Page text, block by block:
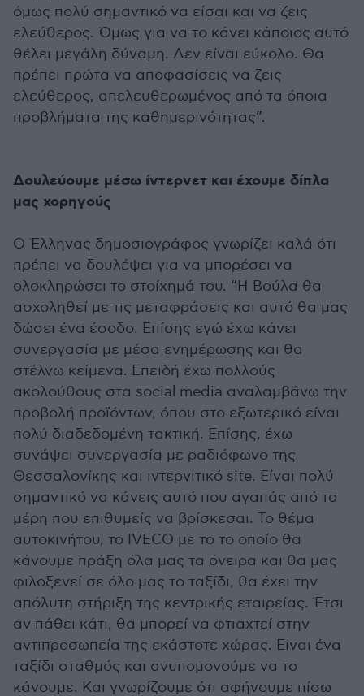
όμως πολύ σημαντικό να είσαι και να ζεις
ελεύθερος. Όμως για να το κάνει κάποιος αυτό
θέλει μεγάλη δύναμη. Δεν είναι εύκολο. Θα
πρέπει πρώτα να αποφασίσεις να ζεις
ελεύθερος, απελευθερωμένος από τα όποια
προβλήματα της καθημερινότητας”.
Δουλεύουμε μέσω ίντερνετ και έχουμε δίπλα
μας χορηγούς
Ο Έλληνας δημοσιογράφος γνωρίζει καλά ότι
πρέπει να δουλέψει για να μπορέσει να
ολοκληρώσει το στοίχημά του. “Η Βούλα θα
ασχοληθεί με τις μεταφράσεις και αυτό θα μας
δώσει ένα έσοδο. Επίσης εγώ έχω κάνει
συνεργασία με μέσα ενημέρωσης και θα
στέλνω κείμενα. Επειδή έχω πολλούς
ακολούθους στα social media αναλαμβάνω την
προβολή προϊόντων, όπου στο εξωτερικό είναι
πολύ διαδεδομένη τακτική. Επίσης, έχω
συνάψει συνεργασία με ραδιόφωνο της
Θεσσαλονίκης και ιντερνιτικό site. Είναι πολύ
σημαντικό να κάνεις αυτό που αγαπάς από τα
μέρη που επιθυμείς να βρίσκεσαι. Το θέμα
αυτοκινήτου, το IVECO με το το οποίο θα
κάνουμε πράξη όλα μας τα όνειρα και θα μας
φιλοξενεί σε όλο μας το ταξίδι, θα έχει την
απόλυτη στήριξη της κεντρικής εταιρείας. Έτσι
αν πάθει κάτι, θα μπορεί να φτιαχτεί στην
αντιπροσωπεία της εκάστοτε χώρας. Είναι ένα
ταξίδι σταθμός και ανυπομονούμε να το
κάνουμε. Και γνωρίζουμε ότι αφήνουμε πίσω